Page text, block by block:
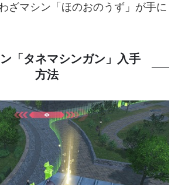
ざマシン「ほのおのうず」が手に
「タネマシンガン」入手
方法